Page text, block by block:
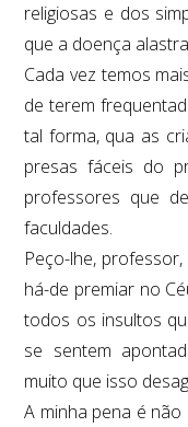
religiosas e dos
que a doença
Cada vez temos
de terem
tal forma, qua as
presas fáceis do
professores que
faculdades.
Peço-lhe,
há-de premiar no
todos os insultos
se sentem
muito que isso
A minha pena é